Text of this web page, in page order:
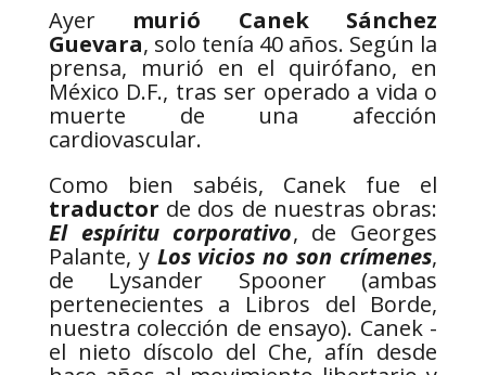
Ayer murió Canek Sánchez
Guevara, solo tenía 40 años. Según la
prensa, murió en el quirófano, en
México D.F., tras ser operado a vida o
muerte de una afección
cardiovascular.
Como bien sabéis, Canek fue el
traductor de dos de nuestras obras:
El espíritu corporativo, de Georges
Palante, y Los vicios no son crímenes,
de Lysander Spooner (ambas
pertenecientes a Libros del Borde,
nuestra colección de ensayo). Canek -
el nieto díscolo del Che, afín desde